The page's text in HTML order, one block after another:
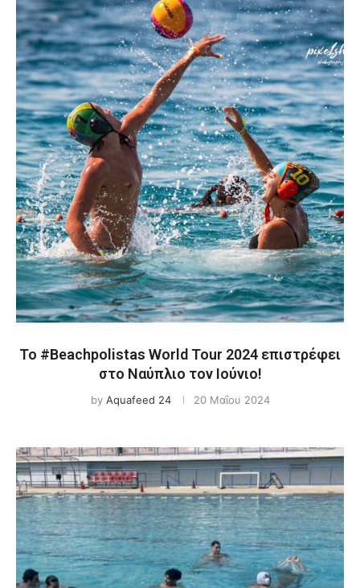
Το #Beachpolistas World Tour 2024 επιστρέφει
στο Ναύπλιο τον Ιούνιο!
by Aquafeed 24 20 Μαΐου 2024